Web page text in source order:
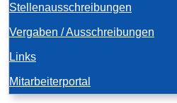
Stellenausschreibungen
Vergaben / Ausschreibungen
Links
Mitarbeiterportal